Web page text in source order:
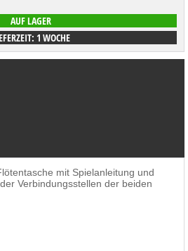
AUF LAGER
1 WOCHE
mit Spielanleitung und
Verbindungsstellen der beiden